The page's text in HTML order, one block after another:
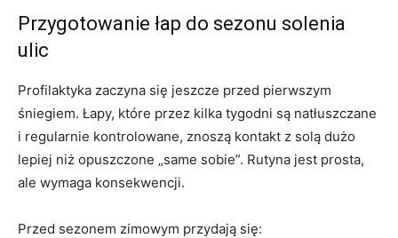
Przygotowanie łap do sezonu solenia
ulic
Profilaktyka zaczyna się jeszcze przed pierwszym
śniegiem. Łapy, które przez kilka tygodni są natłuszczane
i regularnie kontrolowane, znoszą kontakt z solą dużo
lepiej niż opuszczone „same sobie”. Rutyna jest prosta,
ale wymaga konsekwencji.
Przed sezonem zimowym przydają się: